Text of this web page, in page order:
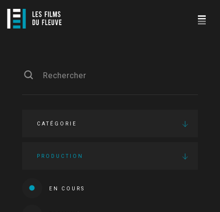
CATÉGORIE
PRODUCTION
EN COURS